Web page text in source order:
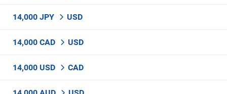
14,000 JPY USD
14,000 CAD USD
14,000 USD CAD